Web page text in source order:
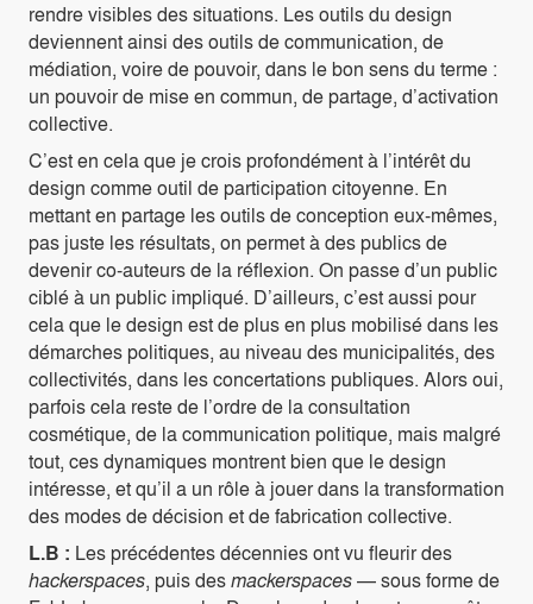
rendre visibles des situations. Les outils du design
deviennent ainsi des outils de communication, de
médiation, voire de pouvoir, dans le bon sens du terme :
un pouvoir de mise en commun, de partage, d’activation
collective.
C’est en cela que je crois profondément à l’intérêt du
design comme outil de participation citoyenne. En
mettant en partage les outils de conception eux-mêmes,
pas juste les résultats, on permet à des publics de
devenir co-auteurs de la réflexion. On passe d’un public
ciblé à un public impliqué. D’ailleurs, c’est aussi pour
cela que le design est de plus en plus mobilisé dans les
démarches politiques, au niveau des municipalités, des
collectivités, dans les concertations publiques. Alors oui,
parfois cela reste de l’ordre de la consultation
cosmétique, de la communication politique, mais malgré
tout, ces dynamiques montrent bien que le design
intéresse, et qu’il a un rôle à jouer dans la transformation
des modes de décision et de fabrication collective.
L.B : Les précédentes décennies ont vu fleurir des
hackerspaces, puis desmackerspaces— sous forme de